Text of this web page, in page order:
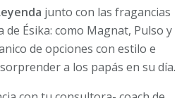
junto con las fragancias
Ésika: como Magnat, Pulso y
de opciones con estilo e
a los papás en su día.